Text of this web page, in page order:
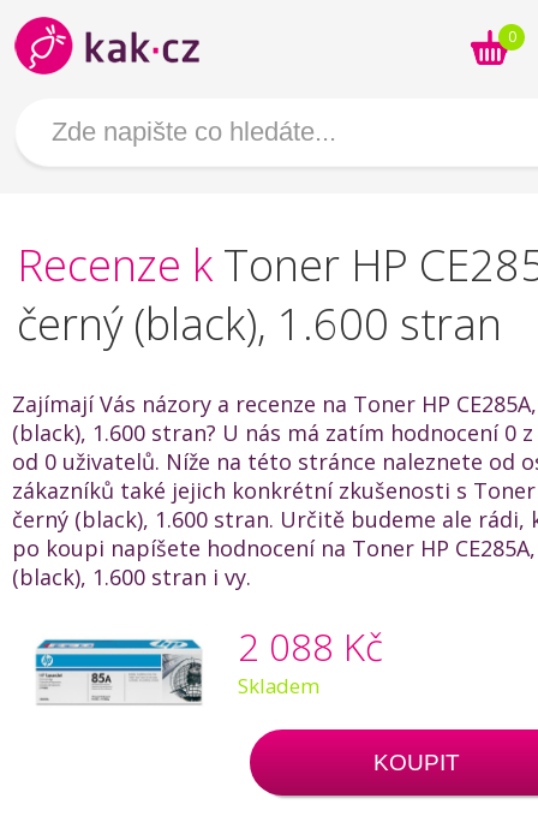
0
Recenze k Toner HP
černý (black), 1.600 stran
Zajímají Vás názory a recenze na Toner HP
(black), 1.600 stran? U nás má zatím hodnocení 0
od 0 uživatelů. Níže na této stránce naleznete od
zákazníků také jejich konkrétní zkušenosti s Toner
černý (black), 1.600 stran. Určitě budeme ale rádi,
po koupi napíšete hodnocení na Toner HP
(black), 1.600 stran i vy.
2 088 Kč
Skladem
KOUPIT